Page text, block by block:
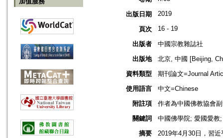
出版日期 2019
頁次 16 - 19
出版者
中國宗教雜誌社
出版地
北京, 中國 [Beijing,
資料類型
期刊論文=Journal
使用語言
中文=Chinese
附註項
作者為中國佛教協會
關鍵詞
中國佛學院; 愛國愛教
摘要
2019年4月30日，習